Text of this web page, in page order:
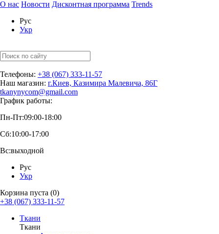
О нас Новости Дисконтная программа Trends
Рус
Укр
Телефоны: +38 (067) 333-11-57
Наш магазин: г.Киев, Казимира Малевича, 86Г
tkanynycom@gmail.com
График работы:
Пн-Пт:09:00-18:00
Сб:10:00-17:00
Вс:выходной
Рус
Укр
Корзина пуста (0)
+38 (067) 333-11-57
Ткани
Ткани